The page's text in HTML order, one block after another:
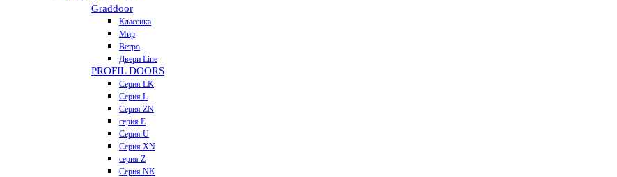
Graddoor
Классика
Мир
Ветро
Двери Line
PROFIL DOORS
Серия LK
Серия L
Серия ZN
серия E
Серия U
Серия XN
серия Z
Серия NK